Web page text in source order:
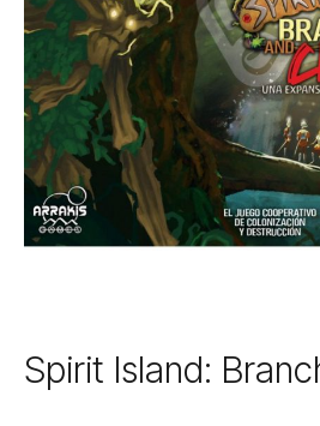
de
imágenes
Saltar
al
Spirit Island: